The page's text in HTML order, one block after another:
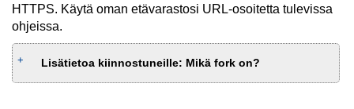
HTTPS. Käytä oman etävarastosi URL-osoitetta tulevissa
ohjeissa.
Lisätietoa kiinnostuneille: Mikä fork on?